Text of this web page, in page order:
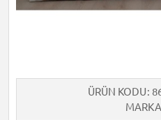
ÜRÜN KODU
MARKA